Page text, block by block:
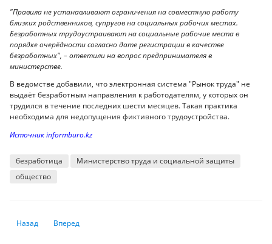
"Правила не устанавливают ограничения на совместную работу
близких родственников, супругов на социальных рабочих местах.
Безработных трудоустраивают на социальные рабочие места в
порядке очерёдности согласно дате регистрации в качестве
безработных", – ответили на вопрос предпринимателя в
министерстве.
В ведомстве добавили, что электронная система "Рынок труда" не
выдаёт безработным направления к работодателям, у которых он
трудился в течение последних шести месяцев. Такая практика
необходима для недопущения фиктивного трудоустройства.
Источник informburo.kz
безработица
Министерство труда и социальной защиты
общество
Предыдущий: Где лучше всего жить в Казахстане - составлен рейтинг
Назад Следующий: С 1 апреля на Шымбулак разрешат заезжать
Вперед